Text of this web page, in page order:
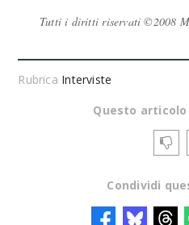
Tutti i diritti riservati ©2008
Rubrica Interviste
Questo
Condividi